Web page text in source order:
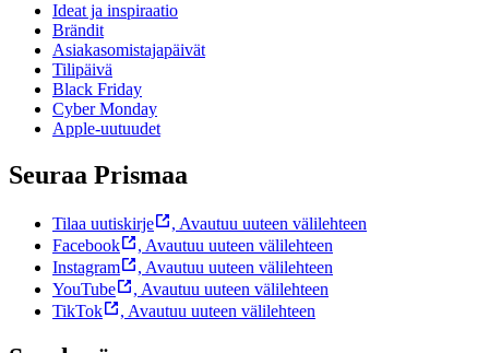
Ideat ja inspiraatio
Brändit
Asiakasomistajapäivät
Tilipäivä
Black Friday
Cyber Monday
Apple-uutuudet
Seuraa Prismaa
Tilaa uutiskirje , Avautuu uuteen välilehteen
Facebook
, Avautuu uuteen välilehteen
Instagram
, Avautuu uuteen välilehteen
YouTube
, Avautuu uuteen välilehteen
TikTok
, Avautuu uuteen välilehteen